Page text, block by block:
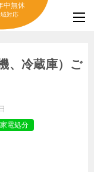
中無休
対応
、冷蔵庫）ご
家電処分